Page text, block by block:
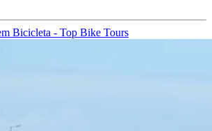
em Bicicleta - Top Bike Tours
Bicicleta - Top Bike Tours